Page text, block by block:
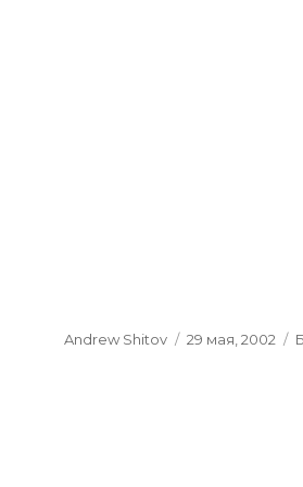
Author
Andrew Shitov
Posted
29 мая, 2002